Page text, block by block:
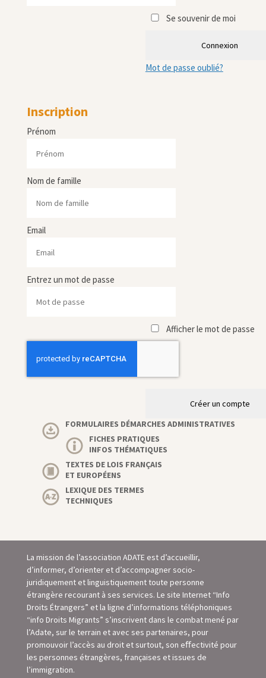
Se souvenir de moi
Connexion
Mot de passe oublié?
Inscription
Prénom
Nom de famille
Email
Entrez un mot de passe
Afficher le mot de passe
Créer un compte
FORMULAIRES DÉMARCHES ADMINISTRATIVES
FICHES PRATIQUES
INFOS THÉMATIQUES
TEXTES DE LOIS FRANÇAIS
ET EUROPÉENS
LEXIQUE DES TERMES
TECHNIQUES
La mission de l’association ADATE est d’accueillir,
d’informer, d’orienter et d’accompagner socio-
juridiquement et linguistiquement toute personne
étrangère recourant à ses services. Le site Internet “Info
Droits Étrangers” et la ligne d’informations téléphoniques
“info Droits Migrants” s’inscrivent dans le combat mené par
l’Adate, sur le terrain et avec ses partenaires, pour
promouvoir l’accès au droit et surtout, son eﬀectivité pour
les personnes étrangères, françaises et issues de
l’immigration.